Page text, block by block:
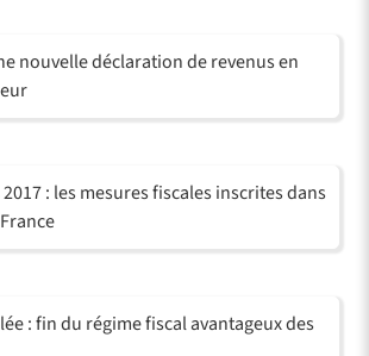
nouvelle déclaration de revenus en
: les mesures fiscales inscrites dans
: fin du régime fiscal avantageux des